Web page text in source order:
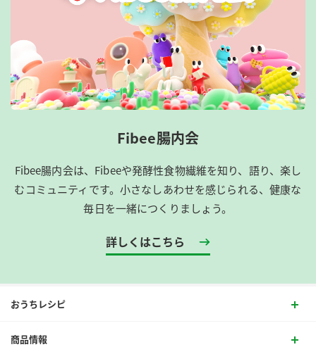
Fibee腸内会
Fibee腸内会は、​Fibeeや発酵性食物繊維を知り、語り、楽し
むコミュニティです。​小さなしあわせを感じられる、健康な
毎日を一緒につくりましょう。
詳しくはこちら
おうちレシピ
商品情報